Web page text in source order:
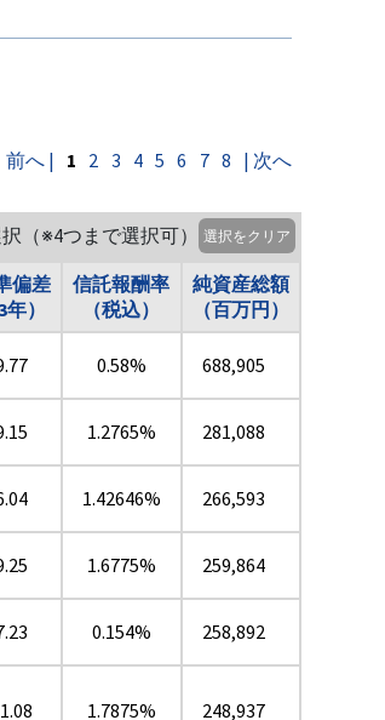
前へ | 1 2 3 4 5 6 7 8 | 次へ
（※4つまで選択可） 選択をクリア
偏差
年）
信託報酬率
（税込）
純資産総額
（百万円）
0.58% 688,905
1.2765% 281,088
1.42646% 266,593
1.6775% 259,864
0.154% 258,892
1.7875% 248,937